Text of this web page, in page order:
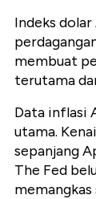
Indeks
membuat
terutama
Data inflasi
utama.
sepanjang
The Fed